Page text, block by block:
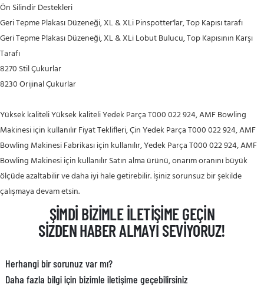
Ön Silindir Destekleri
Geri Tepme Plakası Düzeneği, XL & XLi Pinspotter'lar, Top Kapısı tarafı
Geri Tepme Plakası Düzeneği, XL & XLi Lobut Bulucu, Top Kapısının Karşı
Tarafı
8270 Stil Çukurlar
8230 Orijinal Çukurlar
Yüksek kaliteli Yüksek kaliteli Yedek Parça T000 022 924, AMF Bowling
Makinesi için kullanılır Fiyat Teklifleri, Çin Yedek Parça T000 022 924, AMF
Bowling Makinesi Fabrikası için kullanılır, Yedek Parça T000 022 924, AMF
Bowling Makinesi için kullanılır Satın alma ürünü, onarım oranını büyük
ölçüde azaltabilir ve daha iyi hale getirebilir. İşiniz sorunsuz bir şekilde
çalışmaya devam etsin.
ŞIMDI BIZIMLE ILETIŞIME GEÇIN
SIZDEN HABER ALMAYI SEVIYORUZ!
Herhangi bir sorunuz var mı?
Daha fazla bilgi için bizimle iletişime geçebilirsiniz